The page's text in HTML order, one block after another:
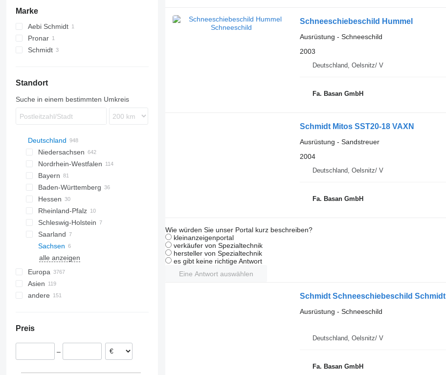
Marke
Aebi Schmidt
Pronar
Schmidt
Standort
Suche in einem bestimmten Umkreis
Deutschland
Niedersachsen
Göttingen
Bovenden
Hannover
Oldenburg
Meppen
Sittensen
Salzgitter
Osnabrück
alle anzeigen
Nordrhein-Westfalen
Düsseldorf
Hamm
Lemgo
Aachen
Köln
Paderborn
Siegen
Halver
alle anzeigen
Bayern
München
Regensburg
Landshut
Bayreuth
Nürnberg
Kastl
Moosburg an der Isar
Augsburg
alle anzeigen
Baden-Württemberg
Stuttgart
Jestetten
Karlsruhe
Tübingen
Heilbronn
Grenzach-Wyhlen
Mannheim
Hessen
Gross-Umstadt
Darmstadt
Kassel
Burghaun
Groß-Gerau
Eschenburg
Gießen
Rheinland-Pfalz
Mainz
Koblenz
Trier
Bendorf
Schleswig-Holstein
Kiel
Preetz
Grossenaspe
Saarland
Saarbrücken
Sachsen
Chemnitz
Nartum
Potsdam
Oranienburg
Hennigsdorf
Cottbus
Magdeburg
Hamburg
Schwerin
Rostock
Buttelstedt
Bremen
alle anzeigen
Europa
Niederlande
Spanien
Belgien
Estland
Asien
Türkei
Aserbaidschan
andere
Argentinien
Preis
–
Schneeschiebeschild Hummel
Ausrüstung - Schneeschild
2003
Deutschland, Oelsnitz/ V
Fa. Basan GmbH
Schmidt Mitos SST20-18 VAXN
Ausrüstung - Sandstreuer
2004
Deutschland, Oelsnitz/ V
Fa. Basan GmbH
Wie würden Sie unser Portal kurz beschreiben?
kleinanzeigenportal
verkäufer von Spezialtechnik
hersteller von Spezialtechnik
es gibt keine richtige Antwort
Eine Antwort auswählen
Schmidt Schneeschiebeschild Schmidt
Ausrüstung - Schneeschild
Deutschland, Oelsnitz/ V
Fa. Basan GmbH